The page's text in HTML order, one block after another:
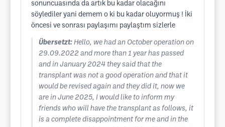
sonuncuasında da artık bu kadar olacağını
söylediler yani demem o ki bu kadar oluyormuş ! İki
öncesi ve sonrası paylaşımı paylaştım sizlerle
Übersetzt: Hello, we had an October operation on
29.09.2022 and more than 1 year has passed
and in January 2024 they said that the
transplant was not a good operation and that it
would be revised again and they did it, now we
are in June 2025, I would like to inform my
friends who will have the transplant as follows, it
is a complete disappointment for me and in the